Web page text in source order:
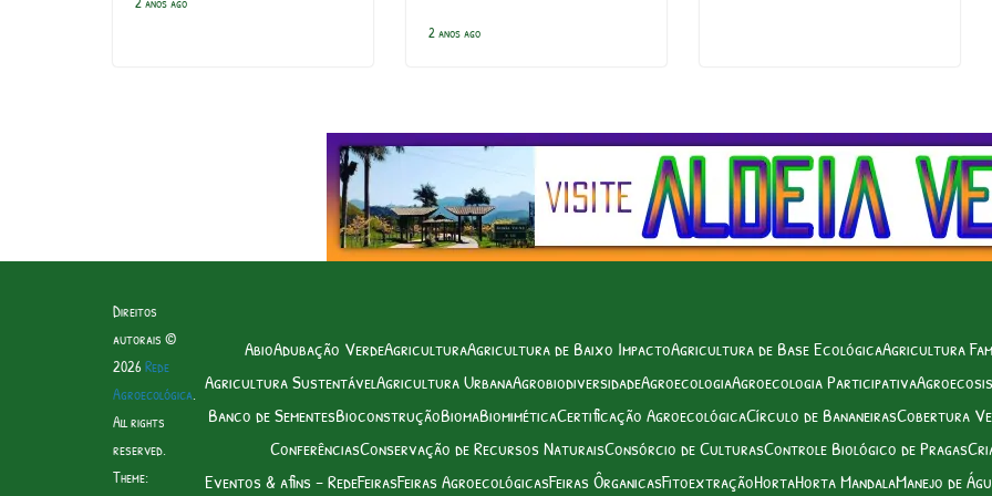
2 anos ago
AbioAdubação VerdeAgriculturaAgricultura de Baixo ImpactoAgricultura de Base EcológicaAgricultura
Agricultura SustentávelAgricultura UrbanaAgrobiodiversidadeAgroecologiaAgroecologia Participativa
Banco de SementesBioconstruçãoBiomaBiomiméticaCertificação AgroecológicaCírculo de BananeirasCobertura
ConferênciasConservação de Recursos NaturaisConsórcio de CulturasControle Biológico de Pragas
Eventos & afins – RedeFeirasFeiras AgroecológicasFeiras ÔrganicasFitoextraçãoHortaHorta MandalaManejo de
Direitos
autorais ©
2026 Rede
Agroecológica.
All rights
reserved.
Theme: